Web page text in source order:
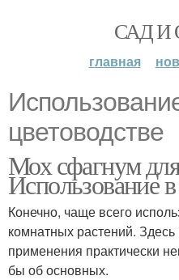
САД И
главная
цветоводстве
Мох сфагнум
Использование
Конечно, чаще всего
комнатных растений.
применения практически
бы об основных.